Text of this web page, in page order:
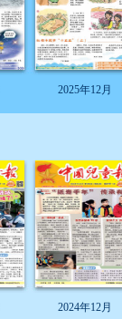
2025年12月
2024年12月